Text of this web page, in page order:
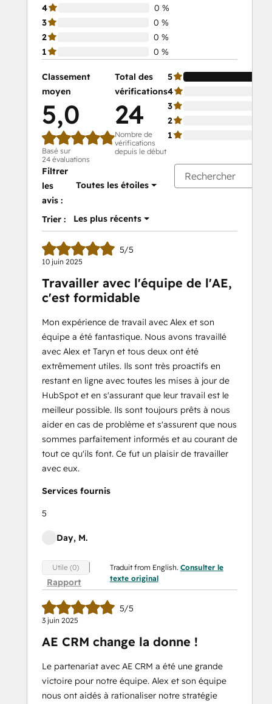
4
0 %
3
0 %
2
0 %
1
0 %
Classement
moyen
5,0
Basé sur
24 évaluations
Total des
vérifications
24
Nombre de
vérifications
depuis le début
5
4
3
2
1
Filtrer
les
avis :
Toutes les étoiles
Trier : Les plus récents
5/5
10 juin 2025
Travailler avec l'équipe de l'AE,
c'est formidable
Mon expérience de travail avec Alex et son
équipe a été fantastique. Nous avons travaillé
avec Alex et Taryn et tous deux ont été
extrêmement utiles. Ils sont très proactifs en
restant en ligne avec toutes les mises à jour de
HubSpot et en s'assurant que leur travail est le
meilleur possible. Ils sont toujours prêts à nous
aider en cas de problème et s'assurent que nous
sommes parfaitement informés et au courant de
tout ce qu'ils font. Ce fut un plaisir de travailler
avec eux.
Services fournis
5
Day, M.
Utile (0)
Rapport
Traduit from English. Consulter le
texte original
5/5
3 juin 2025
AE CRM change la donne !
Le partenariat avec AE CRM a été une grande
victoire pour notre équipe. Alex et son équipe
nous ont aidés à rationaliser notre stratégie